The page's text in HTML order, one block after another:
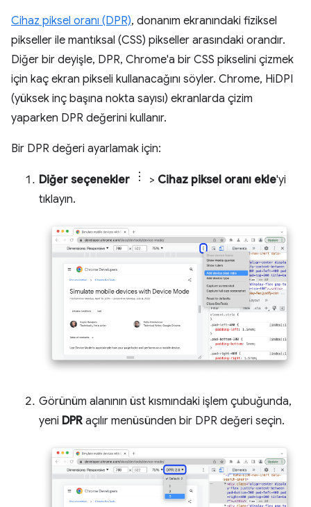
Cihaz piksel oranı (DPR), donanım ekranındaki fiziksel
pikseller ile mantıksal (CSS) pikseller arasındaki orandır.
Diğer bir deyişle, DPR, Chrome'a bir CSS pikselini çizmek
için kaç ekran pikseli kullanacağını söyler. Chrome, HiDPI
(yüksek inç başına nokta sayısı) ekranlarda çizim
yaparken DPR değerini kullanır.
Bir DPR değeri ayarlamak için:
Diğer seçenekler > Cihaz piksel oranı ekle'yi
tıklayın.
Görünüm alanının üst kısmındaki işlem çubuğunda,
yeni DPR açılır menüsünden bir DPR değeri seçin.